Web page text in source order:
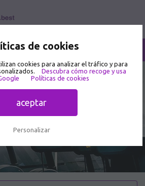
de cookies
cookies para analizar el tráfico y para
Descubra cómo recoge y usa
Políticas de cookies
aceptar
Personalizar
/Aguascalientes /
- Gimnasio en Casa